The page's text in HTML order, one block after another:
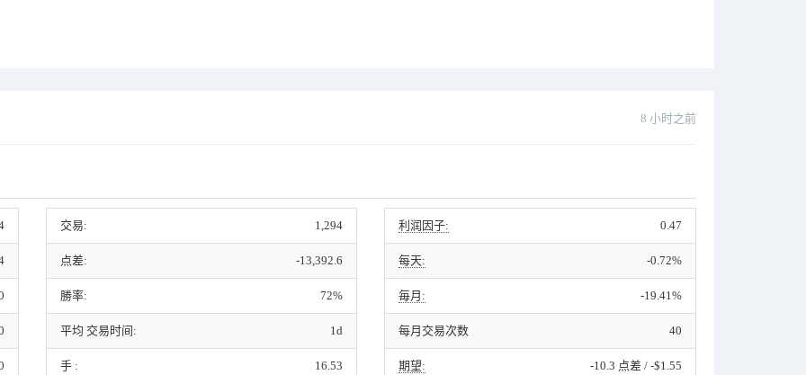
8 小时之前
交易: 1,294
点差: -13,392.6
勝率: 72%
平均 交易时间: 1d
手 : 16.53
利润因子: 0.47
每天: -0.72%
毎月: -19.41%
每月交易次数 40
期望: -10.3 点差 / -$1.55